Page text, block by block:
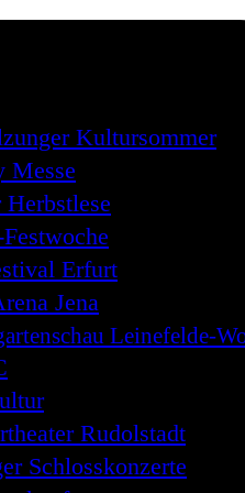
Kultursommer
Messe
Erfurt
Jena
Leinefelde-
Rudolstadt
Schlosskonzerte